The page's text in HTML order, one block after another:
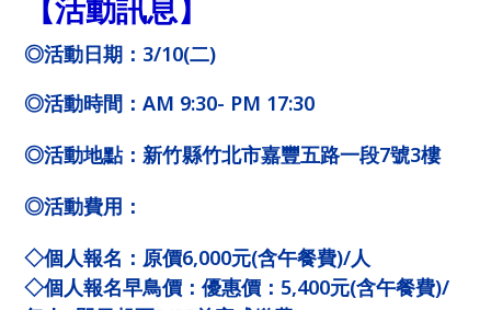
【活動訊息】
◎活動日期：3/10(二)
◎活動時間：AM 9:30- PM 17:30
◎活動地點：新竹縣竹北市嘉豐五路一段7號3樓
◎活動費用：
◇個人報名：原價6,000元(含午餐費)/人
◇個人報名早鳥價：優惠價：5,400元(含午餐費)/